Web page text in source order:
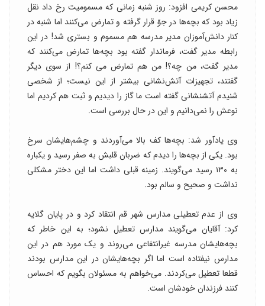
محسن کریمی افزود:‌ روز شنبه زمانی که مسمومیت رخ داد نقل
زیاد بود که بچه‌ها در جوّ قرار گرفته و تمارض می‌کنند اما شنبه در
کنار دانش‌آموزان مدیر مدرسه هم مسموم و بستری شد! در این
رابطه مدیر گفت، فرماندار گفته بود بچه‌ها تمارض می‌کنند که
مدیر گفت، من چه؟! من هم تمارض می کنم؟! از سوی دیگر
گفتند، تجهیزات آتش‌نشانی بیشتر از این نیست؛ از شخصی
شنیدم آتشنشانی گفته است ما گاز را دیدیم و ثبت هم کردیم اما
نوعش را نمی‌دانیم و این در حال بررسی است.
وی یادآور شد: بچه‌ها کف بالا می‌آوردند و چشم‌هایشان سرخ
بود. یکی از بچه‌ها را دیدم که ضربان قلبش به صفر رسید و یکباره
به ۱۳۰ رسید می‌گویند. زمینه قبلی داشت اما این دختر مشکلی
نداشت و صحیح و سالم بود.
وی از عدم تعطیلی مدارس شهر قم انتقاد کرد و در پایان گلایه
کرد:‌ آقایان می‌گویند مدارس تعطیل نشود؛ به این خاطر که
بچه‌هایشان مدرسه غیرانتفاعی می‌روند و یک مورد هم در این
مدارس نیفتاده است اما اگر بچه‌هایشان در این مدارس بودند
قطعا تعطیل می‌کردند. می‌خواهم به مسئولان بگویم که احساس
کنند فرزندان خودشان است.